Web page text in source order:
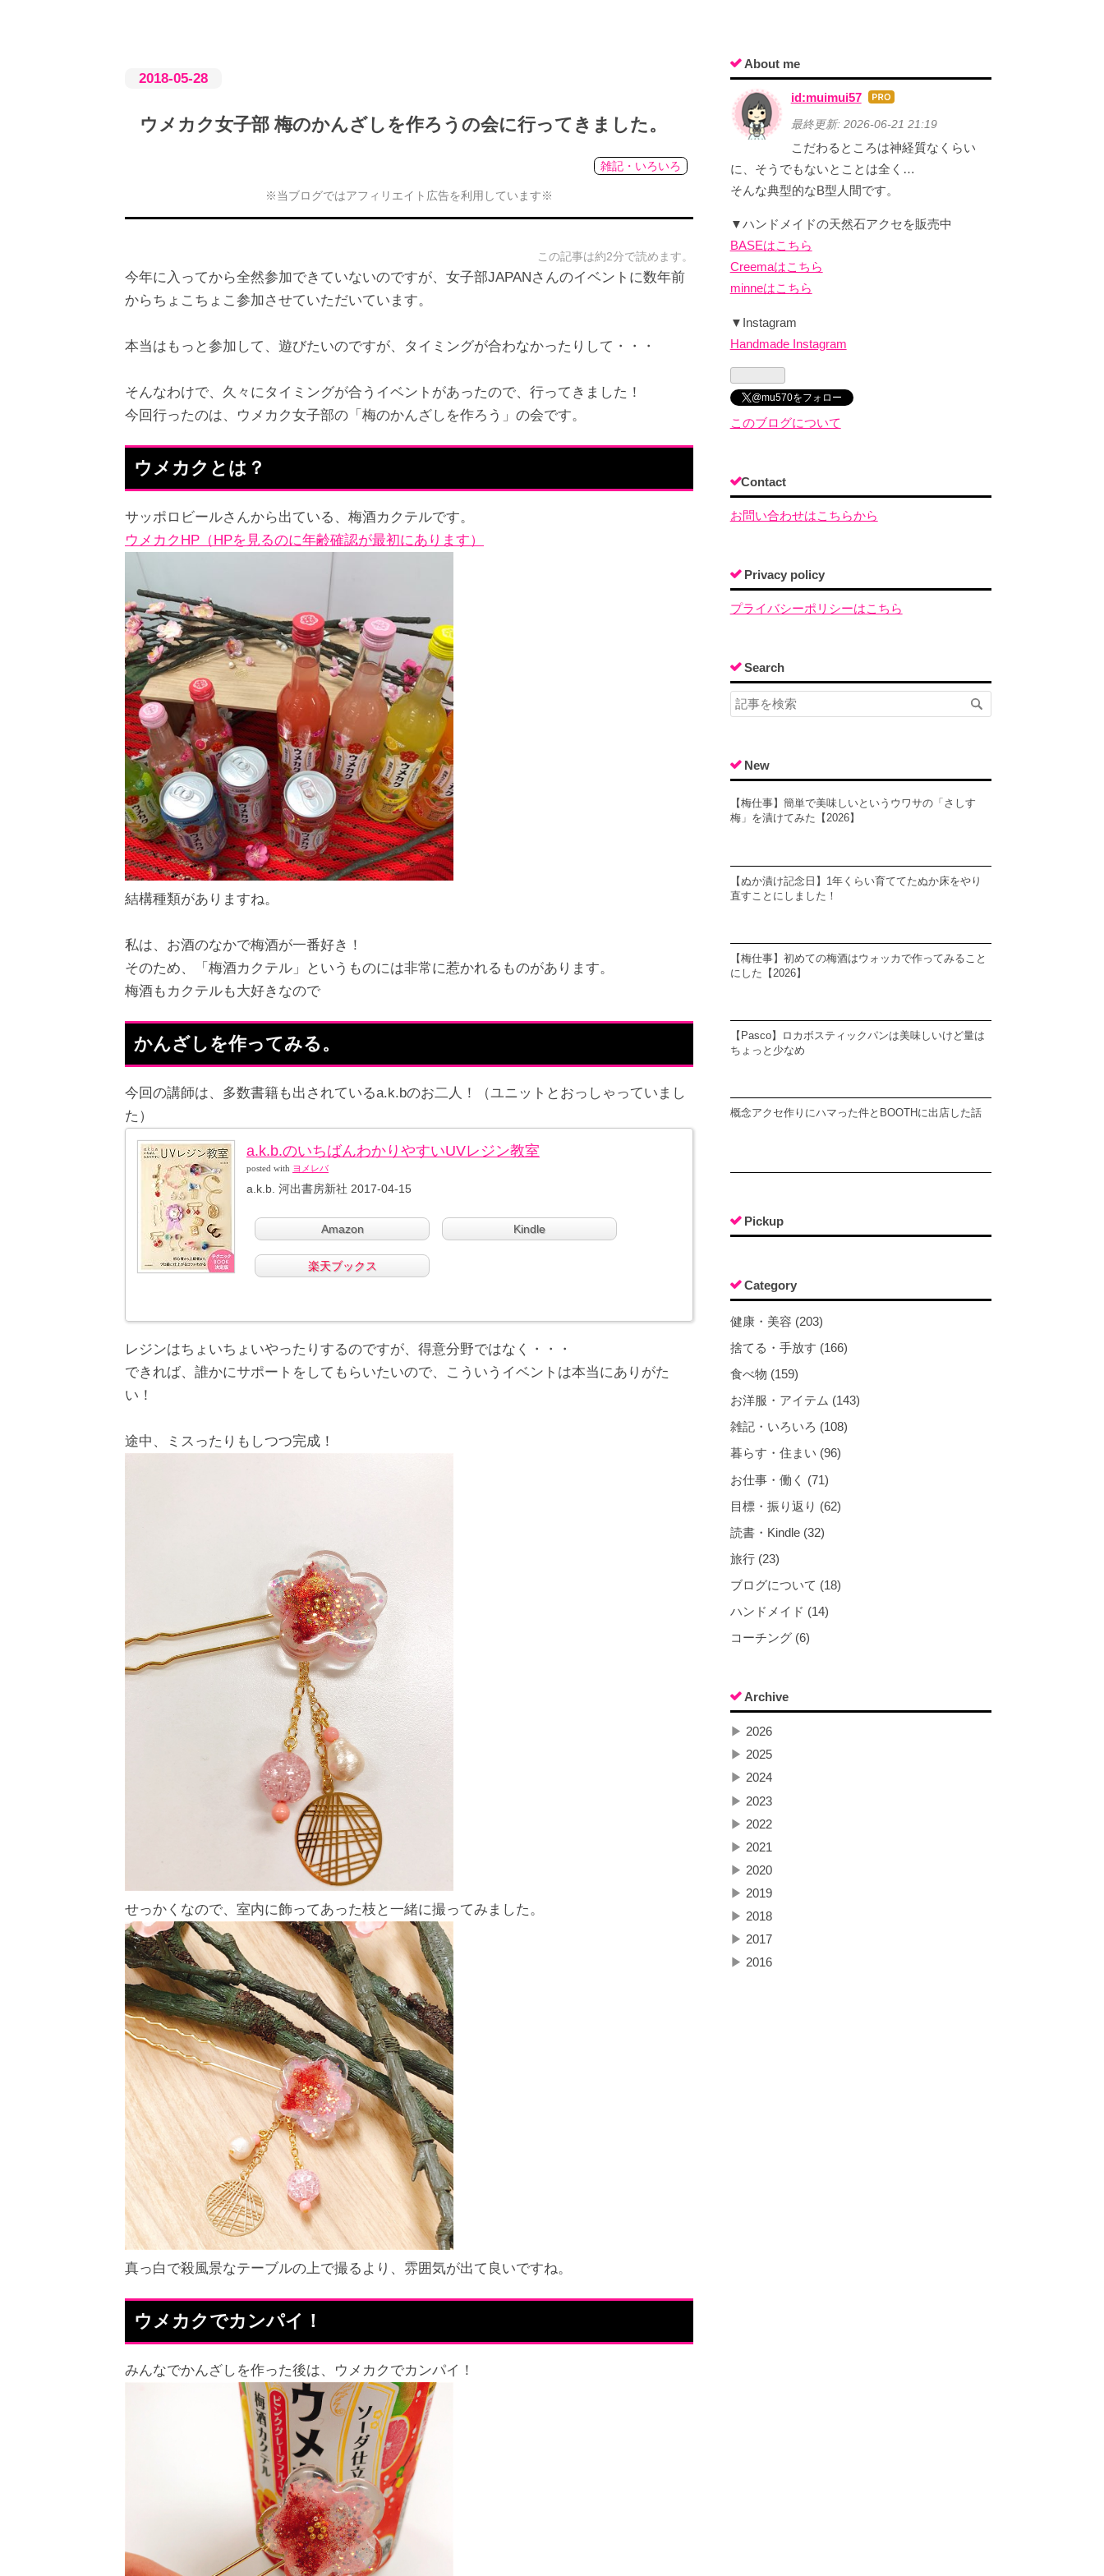
2018-05-28
ウメカク女子部 梅のかんざしを作ろうの会に行ってきました。
雑記・いろいろ
※当ブログではアフィリエイト広告を利用しています※
この記事は約2分で読めます。
今年に入ってから全然参加できていないのですが、女子部JAPANさんのイベントに数年前
からちょこちょこ参加させていただいています。
本当はもっと参加して、遊びたいのですが、タイミングが合わなかったりして・・・
そんなわけで、久々にタイミングが合うイベントがあったので、行ってきました！
今回行ったのは、ウメカク女子部の「梅のかんざしを作ろう」の会です。
ウメカクとは？
サッポロビールさんから出ている、梅酒カクテルです。
ウメカクHP（HPを見るのに年齢確認が最初にあります）
結構種類がありますね。
私は、お酒のなかで梅酒が一番好き！
そのため、「梅酒カクテル」というものには非常に惹かれるものがあります。
梅酒もカクテルも大好きなので
かんざしを作ってみる。
今回の講師は、多数書籍も出されているa.k.bのお二人！（ユニットとおっしゃっていまし
た）
a.k.b.のいちばんわかりやすいUVレジン教室
posted with ヨメレバ
a.k.b. 河出書房新社 2017-04-15
Amazon Kindle
楽天ブックス
レジンはちょいちょいやったりするのですが、得意分野ではなく・・・
できれば、誰かにサポートをしてもらいたいので、こういうイベントは本当にありがた
い！
途中、ミスったりもしつつ完成！
せっかくなので、室内に飾ってあった枝と一緒に撮ってみました。
真っ白で殺風景なテーブルの上で撮るより、雰囲気が出て良いですね。
ウメカクでカンパイ！
みんなでかんざしを作った後は、ウメカクでカンパイ！
About me
id:muimui57 はて
なブ
ログ
Pro
最終更新: 2026-06-21 21:19
こだわるところは神経質なくらい
に、そうでもないとことは全く…
そんな典型的なB型人間です。
▼ハンドメイドの天然石アクセを販売中
BASEはこちら
Creemaはこちら
minneはこちら
▼Instagram
Handmade Instagram
@mu570をフォロー
このブログについて
Contact
お問い合わせはこちらから
Privacy policy
プライバシーポリシーはこちら
Search
New
【梅仕事】簡単で美味しいというウワサの「さしす
梅」を漬けてみた【2026】
【ぬか漬け記念日】1年くらい育ててたぬか床をやり
直すことにしました！
【梅仕事】初めての梅酒はウォッカで作ってみること
にした【2026】
【Pasco】ロカボスティックパンは美味しいけど量は
ちょっと少なめ
概念アクセ作りにハマった件とBOOTHに出店した話
Pickup
Category
健康・美容 (203)
捨てる・手放す (166)
食べ物 (159)
お洋服・アイテム (143)
雑記・いろいろ (108)
暮らす・住まい (96)
お仕事・働く (71)
目標・振り返り (62)
読書・Kindle (32)
旅行 (23)
ブログについて (18)
ハンドメイド (14)
コーチング (6)
Archive
▶ 2026
▶ 2025
▶ 2024
▶ 2023
▶ 2022
▶ 2021
▶ 2020
▶ 2019
▶ 2018
▶ 2017
▶ 2016